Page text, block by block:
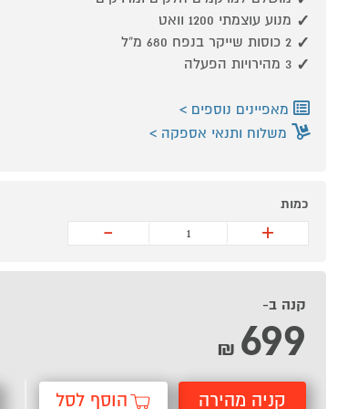
מנוע עוצמתי 1200 וואט
2 כוסות שייקר בנפח 680 מ“ל
3 מהירויות הפעלה
מאפיינים נוספים
משלוח ותנאי אספקה
כמות
+
-
קנה ב-
699
₪
קניה מהירה הוסף לסל